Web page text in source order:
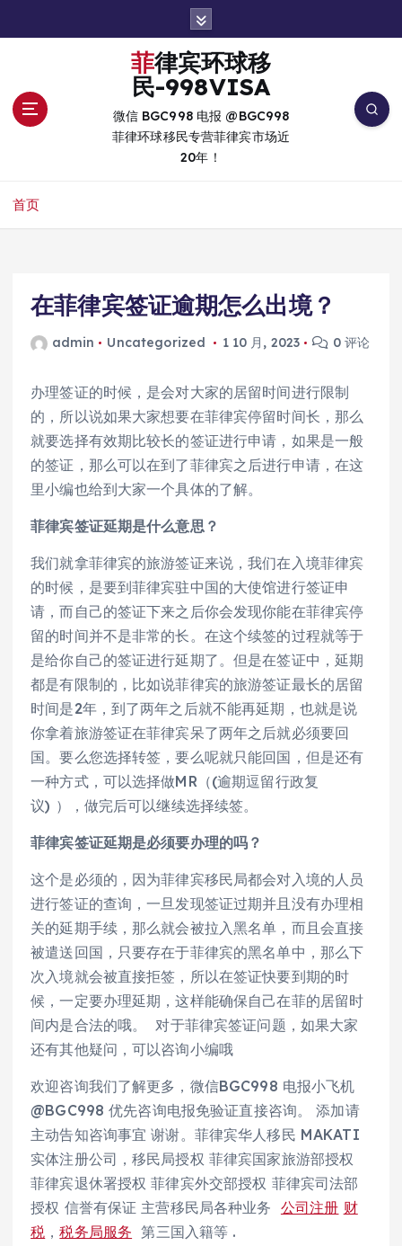
菲律宾环球移
民-998VISA
微信 BGC998 电报 @BGC998
菲律环球移民专营菲律宾市场近
20年！
首页
在菲律宾签证逾期怎么出境？
admin Uncategorized 1 10 月, 2023 0 评论
办理签证的时候，是会对大家的居留时间进行限制
的，所以说如果大家想要在菲律宾停留时间长，那么
就要选择有效期比较长的签证进行申请，如果是一般
的签证，那么可以在到了菲律宾之后进行申请，在这
里小编也给到大家一个具体的了解。
菲律宾签证延期是什么意思？
我们就拿菲律宾的旅游签证来说，我们在入境菲律宾
的时候，是要到菲律宾驻中国的大使馆进行签证申
请，而自己的签证下来之后你会发现你能在菲律宾停
留的时间并不是非常的长。在这个续签的过程就等于
是给你自己的签证进行延期了。但是在签证中，延期
都是有限制的，比如说菲律宾的旅游签证最长的居留
时间是2年，到了两年之后就不能再延期，也就是说
你拿着旅游签证在菲律宾呆了两年之后就必须要回
国。要么您选择转签，要么呢就只能回国，但是还有
一种方式，可以选择做MR（(逾期逗留行政复
议) ），做完后可以继续选择续签。
菲律宾签证延期是必须要办理的吗？
这个是必须的，因为菲律宾移民局都会对入境的人员
进行签证的查询，一旦发现签证过期并且没有办理相
关的延期手续，那么就会被拉入黑名单，而且会直接
被遣送回国，只要存在于菲律宾的黑名单中，那么下
次入境就会被直接拒签，所以在签证快要到期的时
候，一定要办理延期，这样能确保自己在菲的居留时
间内是合法的哦。 对于菲律宾签证问题，如果大家
还有其他疑问，可以咨询小编哦
欢迎咨询我们了解更多，微信BGC998 电报小飞机
@BGC998 优先咨询电报免验证直接咨询。 添加请
主动告知咨询事宜 谢谢。菲律宾华人移民 MAKATI
实体注册公司，移民局授权 菲律宾国家旅游部授权
菲律宾退休署授权 菲律宾外交部授权 菲律宾司法部
授权 信誉有保证 主营移民局各种业务 公司注册 财
税 ，税务局服务 第三国入籍等 .